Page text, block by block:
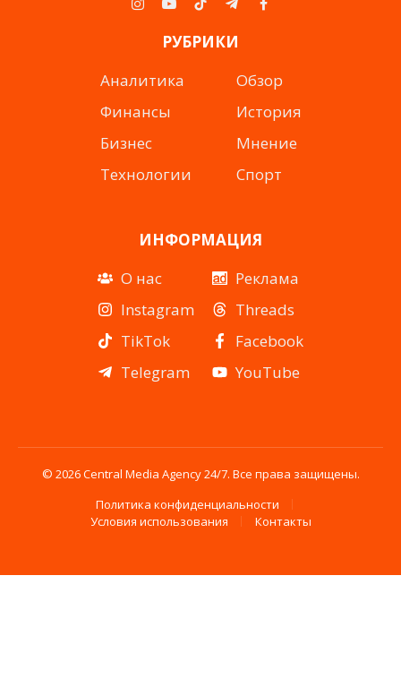
Instagram
YouTubeTikTokTelegramFacebook
РУБРИКИ
Аналитика
Финансы
Бизнес
Технологии
Обзор
История
Мнение
Спорт
ИНФОРМАЦИЯ
О нас
Instagram
TikTok
Telegram
Реклама
Threads
Facebook
YouTube
© 2026 Central Media Agency 24/7. Все права защищены.
Политика конфиденциальности
Условия использования
Контакты